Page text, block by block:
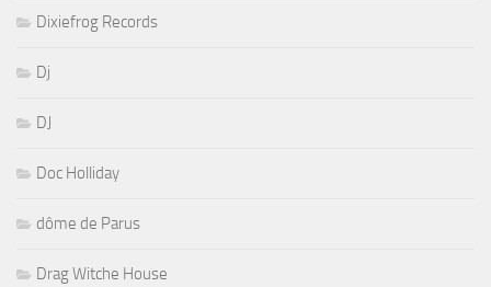
Dixiefrog Records
Dj
DJ
Doc Holliday
dôme de Parus
Drag Witche House